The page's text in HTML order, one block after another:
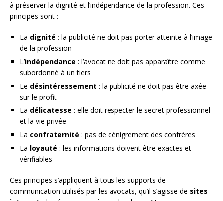
à préserver la dignité et l’indépendance de la profession. Ces
principes sont :
La dignité : la publicité ne doit pas porter atteinte à l’image
de la profession
L’indépendance : l’avocat ne doit pas apparaître comme
subordonné à un tiers
Le désintéressement : la publicité ne doit pas être axée
sur le profit
La délicatesse : elle doit respecter le secret professionnel
et la vie privée
La confraternité : pas de dénigrement des confrères
La loyauté : les informations doivent être exactes et
vérifiables
Ces principes s’appliquent à tous les supports de
communication utilisés par les avocats, qu’il s’agisse de sites